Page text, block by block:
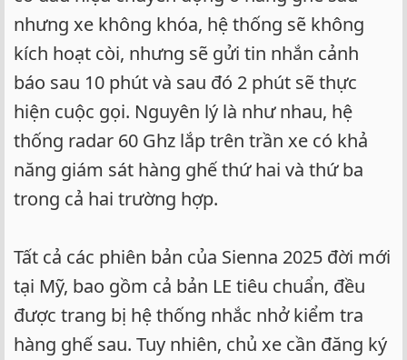
nhưng xe không khóa, hệ thống sẽ không
kích hoạt còi, nhưng sẽ gửi tin nhắn cảnh
báo sau 10 phút và sau đó 2 phút sẽ thực
hiện cuộc gọi. Nguyên lý là như nhau, hệ
thống radar 60 Ghz lắp trên trần xe có khả
năng giám sát hàng ghế thứ hai và thứ ba
trong cả hai trường hợp.
Tất cả các phiên bản của Sienna 2025 đời mới
tại Mỹ, bao gồm cả bản LE tiêu chuẩn, đều
được trang bị hệ thống nhắc nhở kiểm tra
hàng ghế sau. Tuy nhiên, chủ xe cần đăng ký